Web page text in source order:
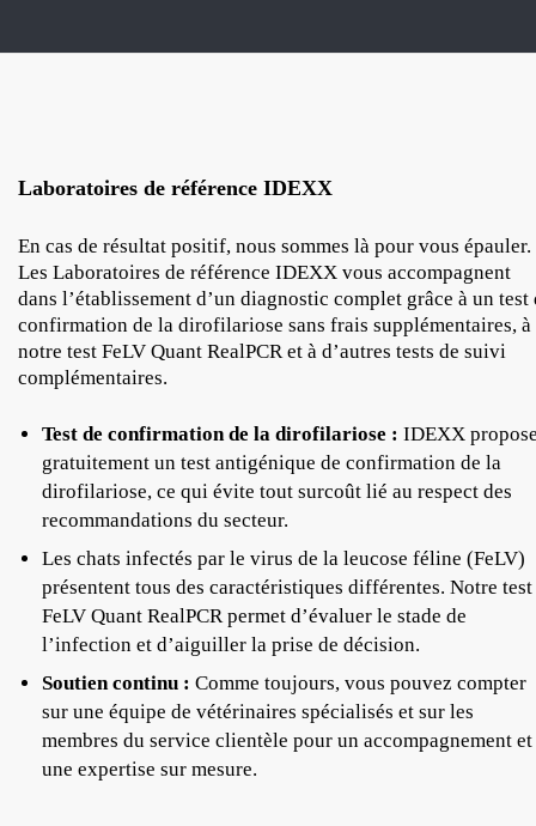
Laboratoires de référence IDEXX
En cas de résultat positif, nous sommes là pour vous épauler.
Les Laboratoires de référence IDEXX vous accompagnent
dans l’établissement d’un diagnostic complet grâce à un test
confirmation de la dirofilariose sans frais supplémentaires, à
notre test FeLV Quant RealPCR et à d’autres tests de suivi
complémentaires.
Test de confirmation de la dirofilariose : IDEXX
gratuitement un test antigénique de confirmation de la
dirofilariose, ce qui évite tout surcoût lié au respect des
recommandations du secteur.
Les chats infectés par le virus de la leucose féline (FeLV)
présentent tous des caractéristiques différentes. Notre test
FeLV Quant RealPCR permet d’évaluer le stade de
l’infection et d’aiguiller la prise de décision.
Soutien continu : Comme toujours, vous pouvez compter
sur une équipe de vétérinaires spécialisés et sur les
membres du service clientèle pour un accompagnement et
une expertise sur mesure.